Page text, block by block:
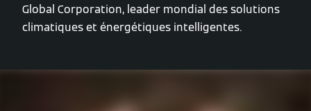
Global Corporation, leader mondial des solutions
climatiques et énergétiques intelligentes.